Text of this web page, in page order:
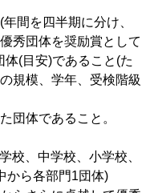
間を四半期に分け、
秀団体を奨励賞として
(目安)であること(た
規模、学年、受検階級
団体であること。
校、中学校、小学校、
から各部門1団体)